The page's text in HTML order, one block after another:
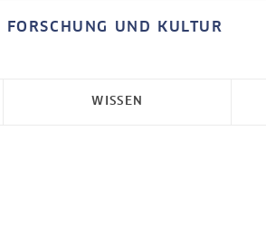
UND KULTUR
WISSEN